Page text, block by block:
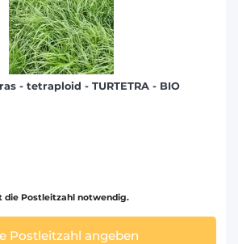
- tetraploid - TURTETRA - BIO
die Postleitzahl notwendig.
Postleitzahl angeben